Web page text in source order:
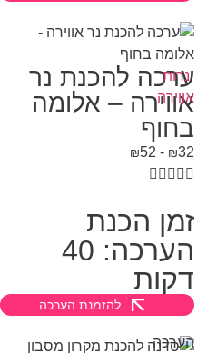
נרות
אווירה
ערכה להכנת נר
אווירה – אלומה
בחוף
₪32
-
₪52
   
זמן הכנת
הערכה: 40
דקות
להזמנת הערכה
הערכה